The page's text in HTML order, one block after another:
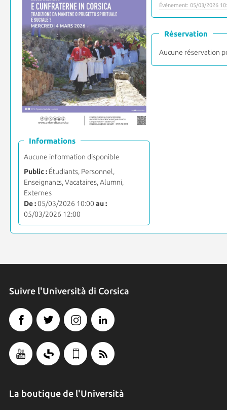
Informations
Aucune information disponible
Public :Étudiants, Personnel,
Enseignants, Vacataires, Alumni,
Externes
De :05/03/2026 10:00 au :
05/03/2026 12:00
Événement: 05/03/2026
Réservation
Aucune réservation
Suivre l'Università di Corsica
La boutique de l'Università